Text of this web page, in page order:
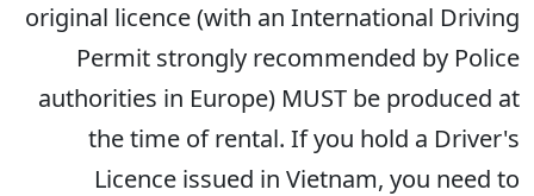
original licence (with an International Driving
Permit strongly recommended by Police
authorities in Europe) MUST be produced at
the time of rental. If you hold a Driver's
Licence issued in Vietnam, you need to